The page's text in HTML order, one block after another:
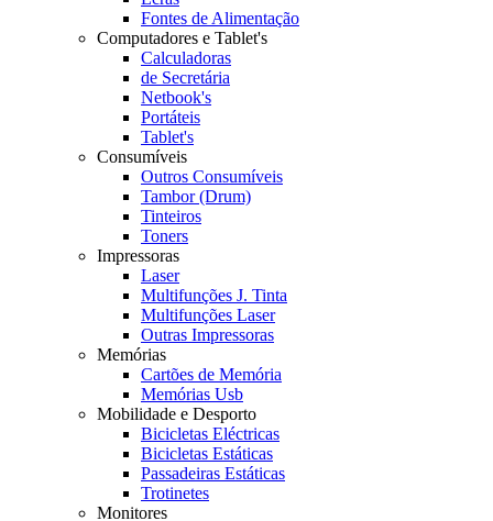
Fontes de Alimentação
Computadores e Tablet's
Calculadoras
de Secretária
Netbook's
Portáteis
Tablet's
Consumíveis
Outros Consumíveis
Tambor (Drum)
Tinteiros
Toners
Impressoras
Laser
Multifunções J. Tinta
Multifunções Laser
Outras Impressoras
Memórias
Cartões de Memória
Memórias Usb
Mobilidade e Desporto
Bicicletas Eléctricas
Bicicletas Estáticas
Passadeiras Estáticas
Trotinetes
Monitores